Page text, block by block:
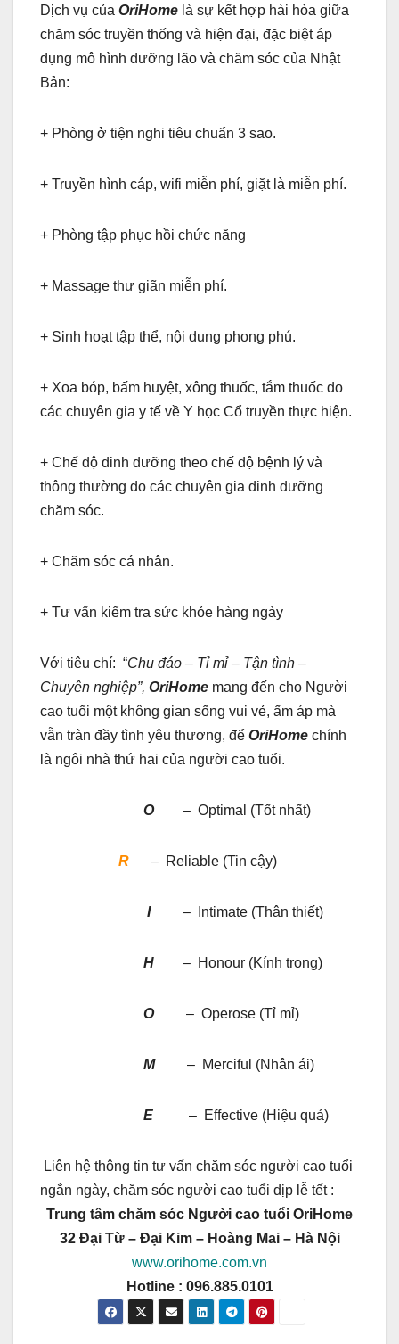
Dịch vụ của OriHome là sự kết hợp hài hòa giữa
chăm sóc truyền thống và hiện đại, đặc biệt áp
dụng mô hình dưỡng lão và chăm sóc của Nhật
Bản:
+ Phòng ở tiện nghi tiêu chuẩn 3 sao.
+ Truyền hình cáp, wifi miễn phí, giặt là miễn phí.
+ Phòng tập phục hồi chức năng
+ Massage thư giãn miễn phí.
+ Sinh hoạt tập thể, nội dung phong phú.
+ Xoa bóp, bấm huyệt, xông thuốc, tắm thuốc do
các chuyên gia y tế về Y học Cổ truyền thực hiện.
+ Chế độ dinh dưỡng theo chế độ bệnh lý và
thông thường do các chuyên gia dinh dưỡng
chăm sóc.
+ Chăm sóc cá nhân.
+ Tư vấn kiểm tra sức khỏe hàng ngày
Với tiêu chí: “Chu đáo – Tỉ mỉ – Tận tình –
Chuyên nghiệp”, OriHome mang đến cho Người
cao tuổi một không gian sống vui vẻ, ấm áp mà
vẫn tràn đầy tình yêu thương, để OriHome chính
là ngôi nhà thứ hai của người cao tuổi.
O – Optimal (Tốt nhất)
R – Reliable (Tin cậy)
I – Intimate (Thân thiết)
H – Honour (Kính trọng)
O– Operose (Tỉ mỉ)
M – Merciful (Nhân ái)
E – Effective (Hiệu quả)
Liên hệ thông tin tư vấn chăm sóc người cao tuổi
ngắn ngày, chăm sóc người cao tuổi dịp lễ tết :
Trung tâm chăm sóc Người cao tuổi OriHome
32 Đại Từ – Đại Kim – Hoàng Mai – Hà Nội
www.orihome.com.vn
Hotline : 096.885.0101